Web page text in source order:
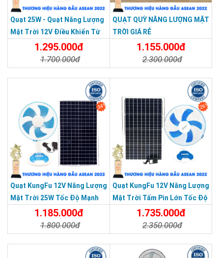
Có nút điều chỉnh hoặc cố định hướng xoay gió chỉ với thao
tác nhấc lên hoặc ấn xuống
Tích hợp cổng USB
Quạt 25W - Quạt Năng Lượng
Mặt Trời 12V Điều Khiển Từ
Xa JD T9191.295.000đ
1.700.000đ
QUẠT QUỲ NĂNG LƯỢNG MẶT
TRỜI GIÁ RẺ
1.155.000đ
2.300.000đ
34%
Quạt KungFu 12V Năng Lượng
Mặt Trời 25W Tốc Độ Mạnh
Tấm Pin Mono1.185.000đ
1.800.000đ
26%
Quạt KungFu 12V Năng Lượng
Mặt Trời Tấm Pin Lớn Tốc Độ
1.735.000đ
2.350.000đ